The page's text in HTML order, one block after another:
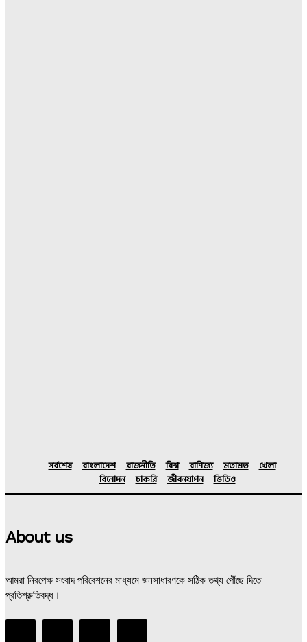
সর্বশেষ বাংলাদেশ রাজনীতি বিশ্ব বাণিজ্য মতামত
খেলা
বিনোদন
চাকরি জীবনযাপন ভিডিও
About us
আমরা নিরপেক্ষ সংবাদ পরিবেশনের মাধ্যমে জনসাধারণকে সঠিক তথ্য পৌঁছে দিতে
প্রতিশ্রুতিবদ্ধ।